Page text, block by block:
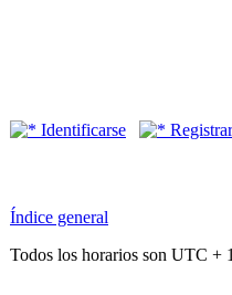
Identificarse
Índice general
Todos los horarios son UTC +